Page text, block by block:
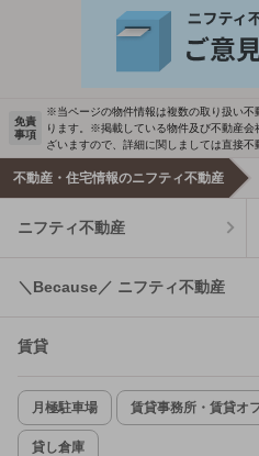
免責
事項
※当ページの物件情報は複数の取り扱い不
ります。※掲載している物件及び不動産
ざいますので、詳細に関しましては直接不
不動産・住宅情報のニフティ不動産
ニフティ不動産
＼Because／ ニフティ不動産
賃貸
月極駐車場 賃貸事務所・賃貸オ
貸し倉庫